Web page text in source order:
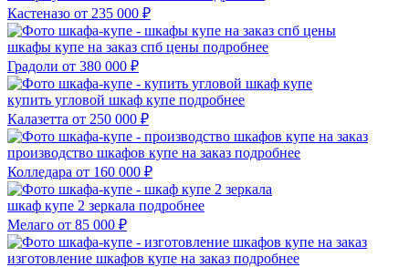
Кастеназо от 235 000 ₽
шкафы купе на заказ спб цены подробнее
Градоли от 380 000 ₽
купить угловой шкаф купе подробнее
Калазетта от 250 000 ₽
производство шкафов купе на заказ подробнее
Колледара от 160 000 ₽
шкаф купе 2 зеркала подробнее
Мелаго от 85 000 ₽
изготовление шкафов купе на заказ подробнее